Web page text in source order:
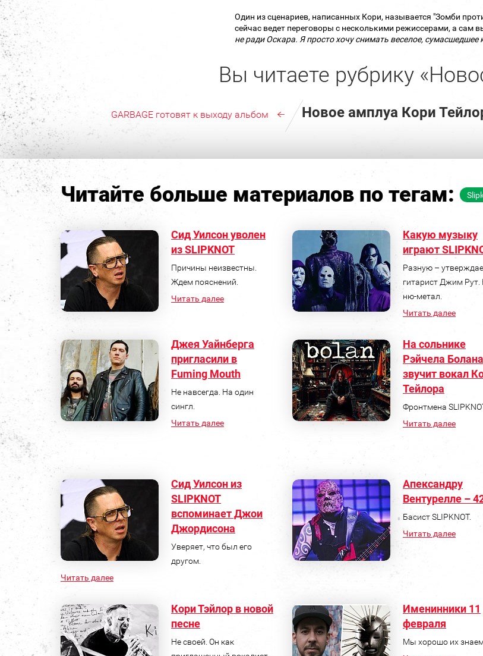
Один из сценариев, написанных Кори, называется "Зомби
сейчас ведет переговоры с несколькими режиссерами, а сам
не ради Оскара. Я простохочу снимать веселое, сумасшедшее
Вы читаете рубрику
GARBAGE готовят к выходу альбом Новое амплуа Кори
Читайте больше материалов по тегам:
Сид Уилсон уволен
из SLIPKNOT
Причины неизвестны.
Ждем пояснений.
Читать далее
Какую музыку
играют
Разную –
гитарист Джим Рут.
ню-метал.
Читать далее
Джея Уайнберга
пригласили в
Fuming Mouth
Не навсегда. На один
сингл.
Читать далее
На сольнике
Рэйчела Болана
звучит вокал
Тейлора
Фронтмена
Читать далее
Сид Уилсон из
SLIPKNOT
вспоминает Джои
Джордисона
Уверяет, что был его
другом.
Читать далее
Апександру
Вентурелле –
Басист SLIPKNOT.
Читать далее
Кори Тэйлор в новой
песне
Не своей. Он как
Именинники 11
февраля
Мы хорошо их